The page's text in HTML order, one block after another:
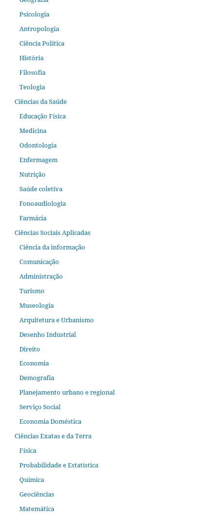
Psicologia
Antropologia
Ciência Política
História
Filosofia
Teologia
Ciências da Saúde
Educação Física
Medicina
Odontologia
Enfermagem
Nutrição
Saúde coletiva
Fonoaudiologia
Farmácia
Ciências Sociais Aplicadas
Ciência da informação
Comunicação
Administração
Turismo
Museologia
Arquitetura e Urbanismo
Desenho Industrial
Direito
Economia
Demografia
Planejamento urbano e regional
Serviço Social
Economia Doméstica
Ciências Exatas e da Terra
Física
Probabilidade e Estatística
Química
Geociências
Matemática